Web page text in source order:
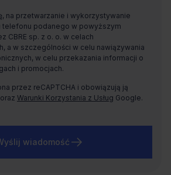
na przetwarzanie i wykorzystywanie
telefonu podanego w powyższym
CBRE sp. z o. o. w celach
a w szczególności w celu nawiązywania
w celu przekazania informacji o
i promocjach.
przez reCAPTCHA i obowiązują ją
oraz Warunki Korzystania z Usług Google.
wiadomość